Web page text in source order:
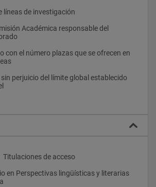
Oferta de líneas de investigación
Académica responsable del
con el número plazas que se ofrecen en
perjuicio del límite global establecido
					Titulaciones de acceso
en Perspectivas lingüísticas y literarias